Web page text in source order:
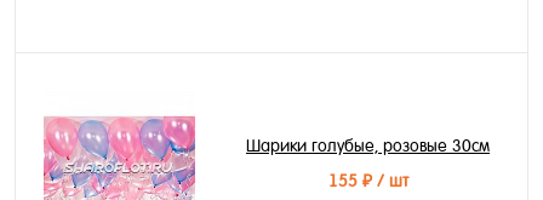
Шарики голубые, розовые 30см
155 ₽/ шт